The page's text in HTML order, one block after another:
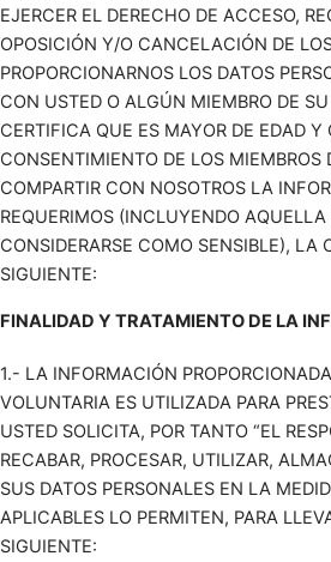
EJERCER EL DERECHO DE ACCESO,
OPOSICIÓN Y/O CANCELACIÓN DE
PROPORCIONARNOS LOS DATOS
CON USTED O ALGÚN MIEMBRO DE
CERTIFICA QUE ES MAYOR DE EDAD
CONSENTIMIENTO DE LOS MIEMBROS
COMPARTIR CON NOSOTROS LA
REQUERIMOS (INCLUYENDO AQUELLA
CONSIDERARSE COMO SENSIBLE), LA
SIGUIENTE:
FINALIDAD Y TRATAMIENTO DE LA
1.- LA INFORMACIÓN
VOLUNTARIA ES UTILIZADA PARA
USTED SOLICITA, POR TANTO “EL
RECABAR, PROCESAR, UTILIZAR,
SUS DATOS PERSONALES EN LA
APLICABLES LO PERMITEN, PARA
SIGUIENTE: